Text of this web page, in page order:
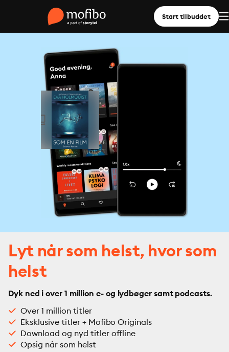
Start tilbuddet
Lyt når som helst, hvor som
helst
Dyk ned i over 1 million e- og lydbøger samt podcasts.
Over 1 million titler
Eksklusive titler + Mofibo Originals
Download og nyd titler offline
Opsig når som helst